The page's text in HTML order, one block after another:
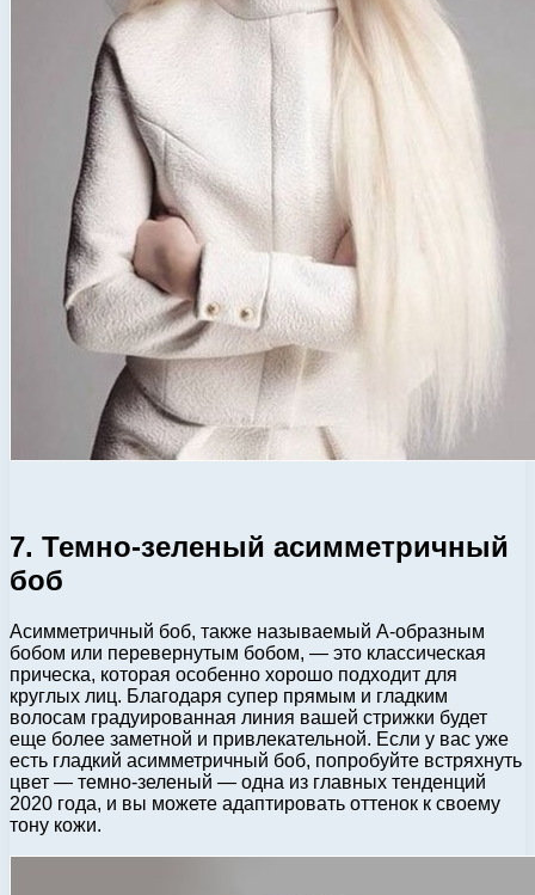
7. Темно-зеленый асимметричный
боб
Асимметричный боб, также называемый А-образным
бобом или перевернутым бобом, — это классическая
прическа, которая особенно хорошо подходит для
круглых лиц. Благодаря супер прямым и гладким
волосам градуированная линия вашей стрижки будет
еще более заметной и привлекательной. Если у вас уже
есть гладкий асимметричный боб, попробуйте встряхнуть
цвет — темно-зеленый — одна из главных тенденций
2020 года, и вы можете адаптировать оттенок к своему
тону кожи.